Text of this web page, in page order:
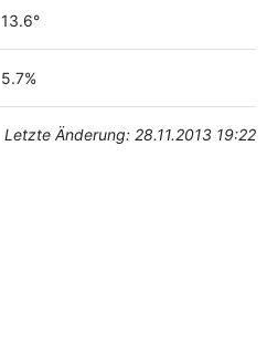
13.6°
5.7%
Letzte Änderung: 28.11.2013 19:22